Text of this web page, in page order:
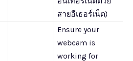
สายอีเธอร์เน็ต)
Ensure your
webcam is
working for